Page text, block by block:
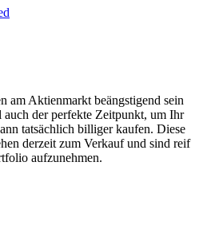
am Aktienmarkt beängstigend sein
auch der perfekte Zeitpunkt, um Ihr
tatsächlich billiger kaufen. Diese
derzeit zum Verkauf und sind reif
aufzunehmen.